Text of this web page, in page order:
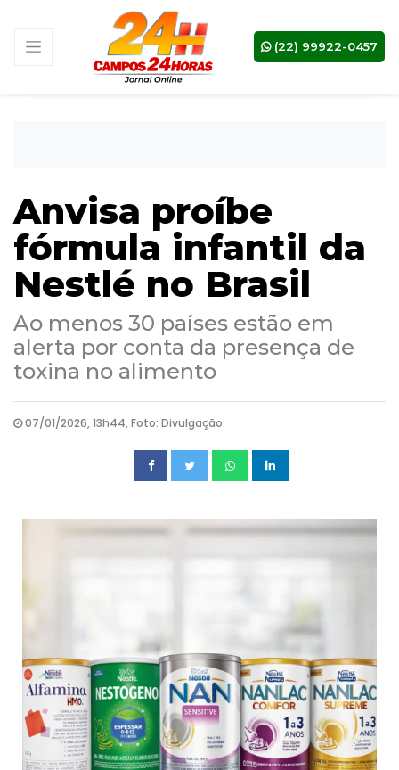
(22) 99922-0457
Anvisa proíbe
fórmula infantil da
Nestlé no Brasil
Ao menos 30 países estão em
alerta por conta da presença de
toxina no alimento
07/01/2026, 13h44, Foto: Divulgação.